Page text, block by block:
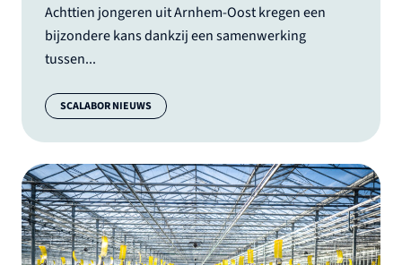
Achttien jongeren uit Arnhem-Oost kregen een
bijzondere kans dankzij een samenwerking
tussen...
Categorie:
SCALABOR NIEUWS